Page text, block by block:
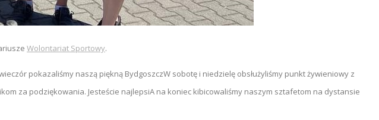
Wolontariat Sportowy.
pokazaliśmy naszą piękną BydgoszczW sobotę i niedzielę obsłużyliśmy punkt żywieniowy z
za podziękowania. Jesteście najlepsiA na koniec kibicowaliśmy naszym sztafetom na dystansie